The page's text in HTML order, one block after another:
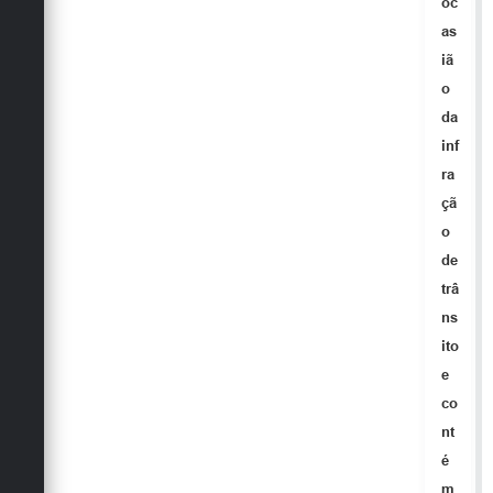
as
iã
o
da
inf
ra
çã
o
de
trâ
ns
ito
e
co
nt
é
m